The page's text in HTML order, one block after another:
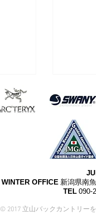
雨が降
WINTER OFFICE 新潟県南
TEL 090-
© 2017 立山バックカントリー